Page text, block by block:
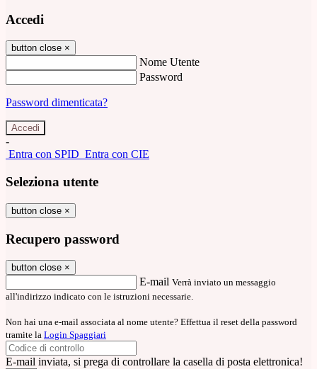
Accedi
button close ×
Nome Utente
Password
Password dimenticata?
-
Entra con SPID Entra con CIE
Seleziona utente
button close ×
Recupero password
button close ×
E-mail Verrà inviato un messaggio
all'indirizzo indicato con le istruzioni necessarie.
Non hai una e-mail associata al nome utente? Effettua il reset della password
tramite la Login Spaggiari
E-mail inviata, si prega di controllare la casella di posta elettronica!